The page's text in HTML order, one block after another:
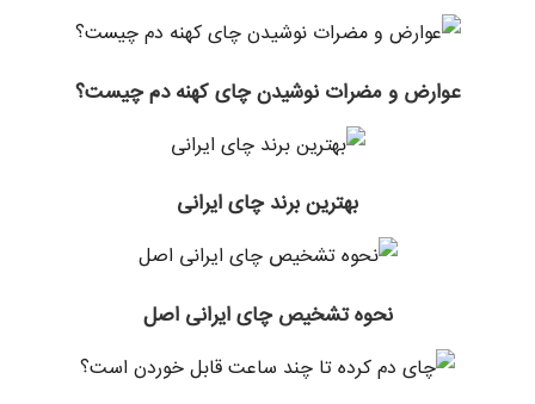
عوارض و مضرات نوشیدن چای کهنه دم چیست؟
بهترین برند چای ایرانی
نحوه تشخیص چای ایرانی اصل